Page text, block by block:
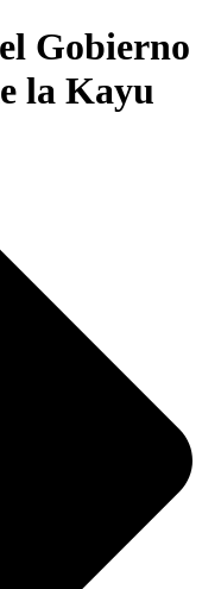
Gobierno
la Kayu